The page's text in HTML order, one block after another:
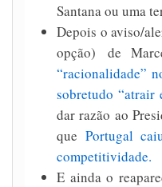
Santana ou uma
Depois o aviso/
opção) de
“racionalidade”
sobretudo “atrair
dar razão ao
quePortugal
competitividade.
E ainda o